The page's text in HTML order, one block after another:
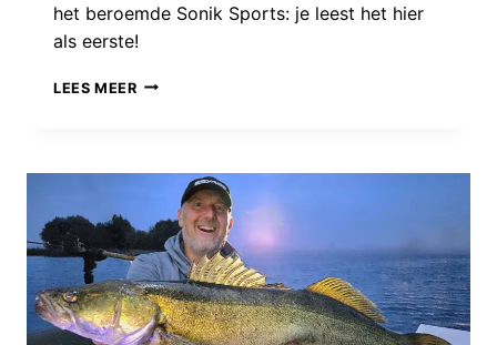
het beroemde Sonik Sports: je leest het hier
als eerste!
LEES MEERGLOEDNIEUWE
DE
VERWENDE
ROOFVISSER:
SKEATER
KOMT